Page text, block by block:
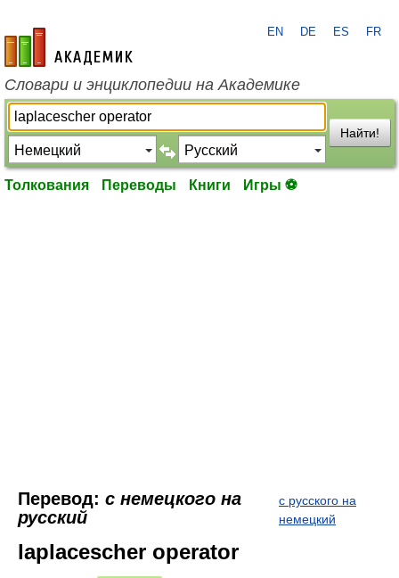
academic.ru
EN DE ES FR
Словари и энциклопедии на Академике
Найти!
Толкования Переводы Книги Игры ⚽
Перевод: с немецкого на
русский
с русского на
немецкий
laplacescher operator